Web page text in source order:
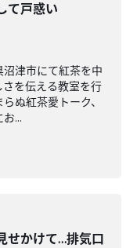
て戸惑い
津市にて紅茶を中
を伝える教室を行
ぬ紅茶愛トーク、
...
せかけて…排気口